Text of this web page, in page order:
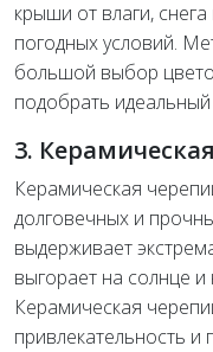
крыши от влаги,
погодных условий.
большой выбор
подобрать
3.
Керамическая
долговечных и
выдерживает
выгорает на солнце
Керамическая
привлекательность и